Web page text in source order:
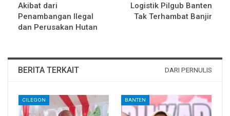
Akibat dari
Penambangan Ilegal
dan Perusakan Hutan
Logistik Pilgub Banten
Tak Terhambat Banjir
BERITA TERKAIT DARI PERNULIS
CILEGON BANTEN